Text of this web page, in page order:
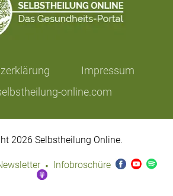
Impressum
online.com
2026 Selbstheilung Online.
· Infobroschüre